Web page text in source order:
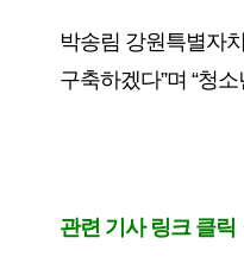
박송림 강원특별자
구축하겠다”며 “청
관련 기사 링크 클